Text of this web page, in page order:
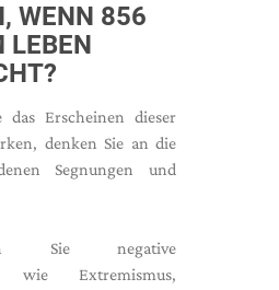
WENN 856
LEBEN
das Erscheinen dieser
denken Sie an die
Segnungen und
Sie negative
wie Extremismus,